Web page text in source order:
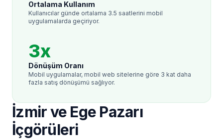
Ortalama Kullanım
Kullanıcılar günde ortalama 3.5 saatlerini mobil
uygulamalarda geçiriyor.
3x
Dönüşüm Oranı
Mobil uygulamalar, mobil web sitelerine göre 3 kat daha
fazla satış dönüşümü sağlıyor.
İzmir ve Ege Pazarı
İçgörüleri